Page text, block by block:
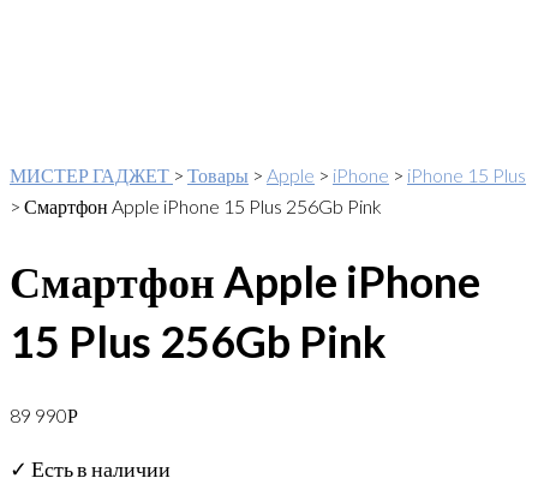
МИСТЕР ГАДЖЕТ > Товары > Apple > iPhone > iPhone 15 Plus
> Смартфон Apple iPhone 15 Plus 256Gb Pink
Смартфон Apple iPhone
15 Plus 256Gb Pink
89 990Р
✓ Есть в наличии